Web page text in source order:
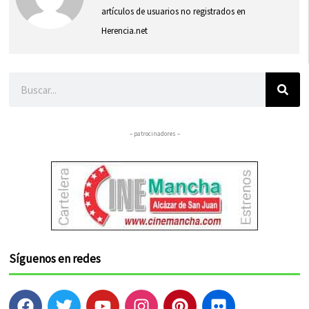
artículos de usuarios no registrados en
Herencia.net
– patrocinadores –
Síguenos en redes
F T Y I P F